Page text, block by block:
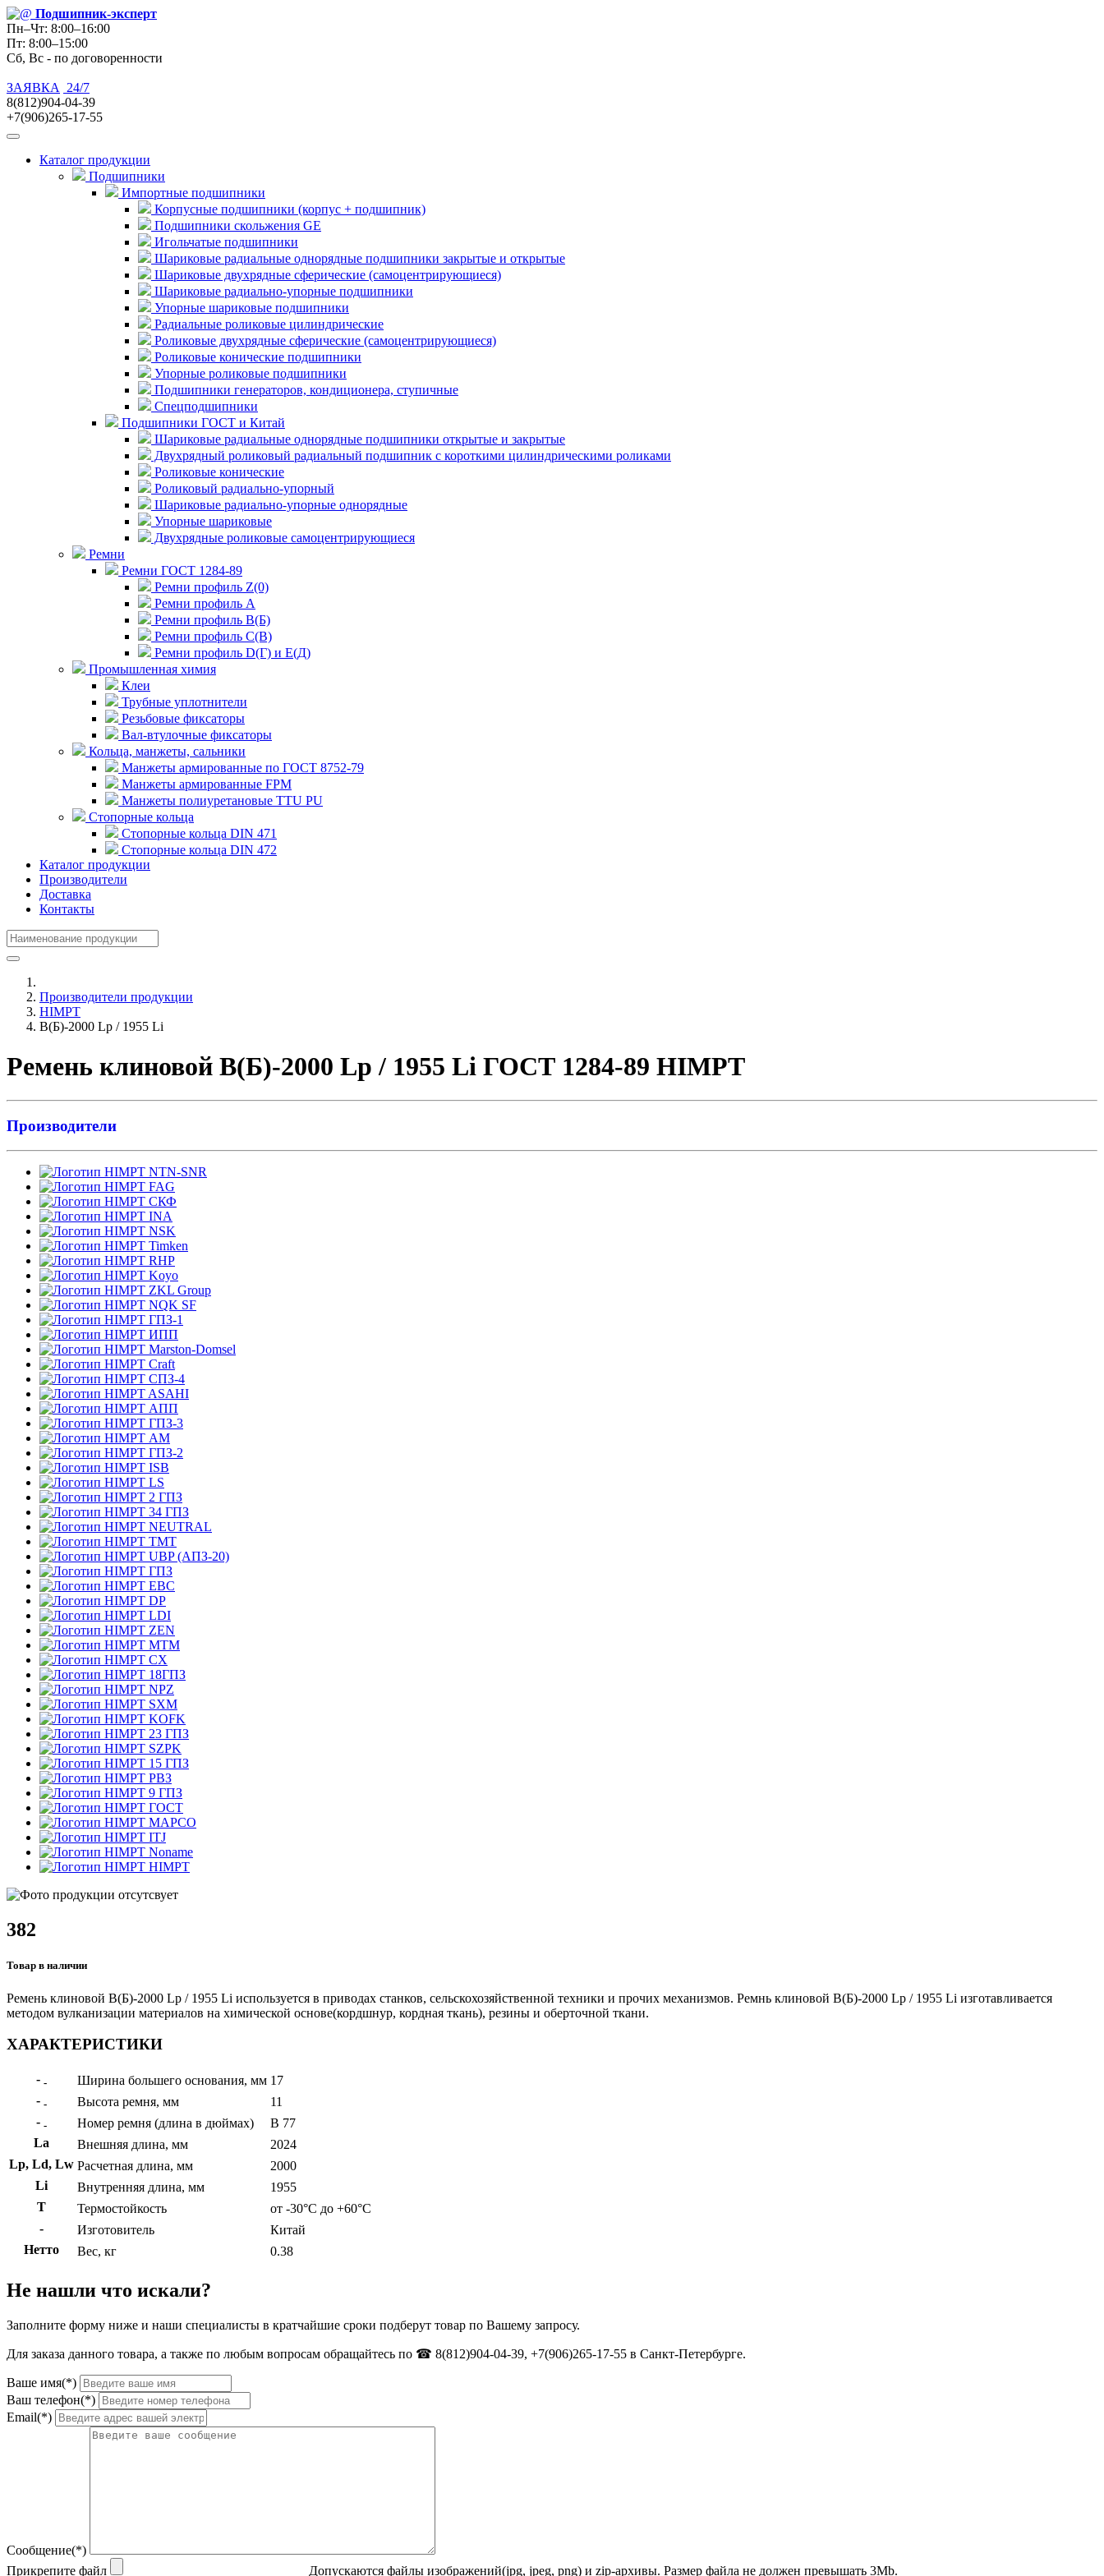
Подшипник-эксперт
Пн–Чт: 8:00–16:00
Пт: 8:00–15:00
Сб, Вс - по договоренности
ЗАЯВКА
24/7
8(812)904-04-39
+7(906)265-17-55
Каталог продукции
Подшипники
Импортные подшипники
Корпусные подшипники (корпус + подшипник)
Подшипники скольжения GE
Игольчатые подшипники
Шариковые радиальные однорядные подшипники закрытые и открытые
Шариковые двухрядные сферические (самоцентрирующиеся)
Шариковые радиально-упорные подшипники
Упорные шариковые подшипники
Радиальные роликовые цилиндрические
Роликовые двухрядные сферические (самоцентрирующиеся)
Роликовые конические подшипники
Упорные роликовые подшипники
Подшипники генераторов, кондиционера, ступичные
Спецподшипники
Подшипники ГОСТ и Китай
Шариковые радиальные однорядные подшипники открытые и закрытые
Двухрядный роликовый радиальный подшипник с короткими цилиндрическими роликами
Роликовые конические
Роликовый радиально-упорный
Шариковые радиально-упорные однорядные
Упорные шариковые
Двухрядные роликовые самоцентрирующиеся
Ремни
Ремни ГОСТ 1284-89
Ремни профиль Z(0)
Ремни профиль А
Ремни профиль В(Б)
Ремни профиль С(В)
Ремни профиль D(Г) и E(Д)
Промышленная химия
Клеи
Трубные уплотнители
Резьбовые фиксаторы
Вал-втулочные фиксаторы
Кольца, манжеты, сальники
Манжеты армированные по ГОСТ 8752-79
Манжеты армированные FPM
Манжеты полиуретановые TTU PU
Стопорные кольца
Стопорные кольца DIN 471
Стопорные кольца DIN 472
Каталог продукции
Производители
Доставка
Контакты
Производители продукции
HIMPT
В(Б)-2000 Lp / 1955 Li
Ремень клиновой В(Б)-2000 Lp / 1955 Li ГОСТ 1284-89 HIMPT
Производители
NTN-SNR
FAG
СКФ
INA
NSK
Timken
RHP
Koyo
ZKL Group
NQK SF
ГПЗ-1
ИПП
Marston-Domsel
Craft
СПЗ-4
ASAHI
АПП
ГПЗ-3
АМ
ГПЗ-2
ISB
LS
2 ГПЗ
34 ГПЗ
NEUTRAL
TMT
UBP (АПЗ-20)
ГПЗ
EBC
DP
LDI
ZEN
MTM
CX
18ГПЗ
NPZ
SXM
KOFK
23 ГПЗ
SZPK
15 ГПЗ
РВЗ
9 ГПЗ
ГОСТ
MAPCO
ITJ
Noname
HIMPT
382
Товар в наличии
Ремень клиновой В(Б)-2000 Lp / 1955 Li используется в приводах станков, сельскохозяйственной техники и прочих механизмов. Ремнь клиновой В(Б)-2000 Lp / 1955 Li изготавливается
методом вулканизации материалов на химической основе(кордшнур, кордная ткань), резины и оберточной ткани.
ХАРАКТЕРИСТИКИ
- - Ширина большего основания, мм 17
- - Высота ремня, мм
11
- - Номер ремня (длина в дюймах)
B 77
La
Внешняя длина, мм
2024
Lp, Ld, Lw Расчетная длина, мм
2000
Li
Внутренняя длина, мм
1955
Т
Термостойкость
от -30°C до +60°C
-
Изготовитель
Китай
Нетто
Вес, кг 0.38
Не нашли что искали?
Заполните форму ниже и наши специалисты в кратчайшие сроки подберут товар по Вашему запросу.
Для заказа данного товара, а также по любым вопросам обращайтесь по ☎ 8(812)904-04-39, +7(906)265-17-55 в Санкт-Петербурге.
Ваше имя(*)
Ваш телефон(*)
Email(*)
Сообщение(*)
Прикрепите файл
Допускаются файлы изображений(jpg, jpeg, png) и zip-архивы. Размер файла не должен превышать 3Mb.